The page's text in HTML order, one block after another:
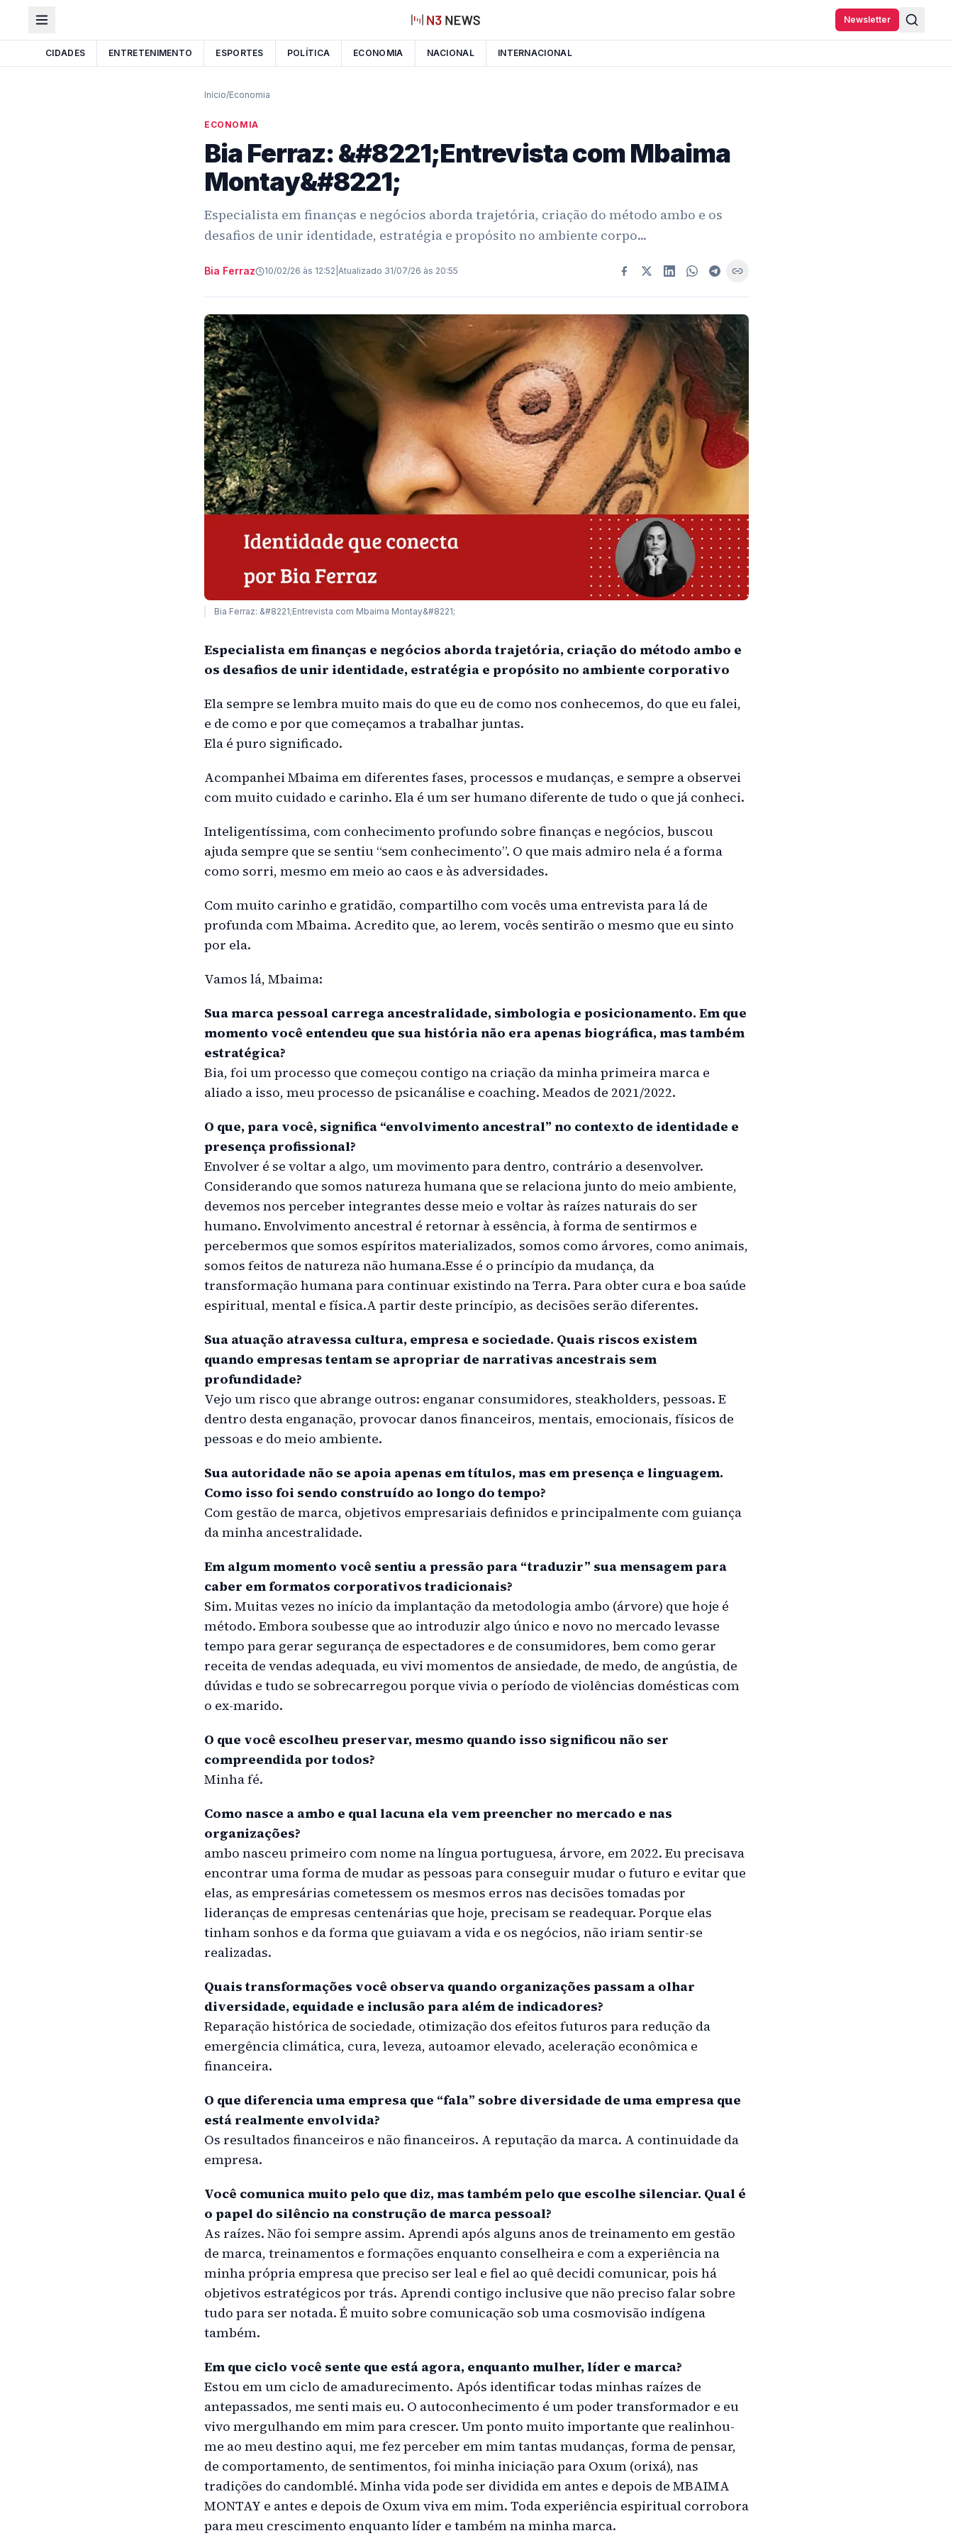
Newsletter
CIDADES ENTRETENIMENTO ESPORTES POLÍTICA ECONOMIA NACIONAL INTERNACIONAL
Início/Economia
ECONOMIA
Bia Ferraz: &#8221;Entrevista com Mbaima
Montay&#8221;
Especialista em finanças e negócios aborda trajetória, criação do método ambo e os
desafios de unir identidade, estratégia e propósito no ambiente corpo...
Bia Ferraz 10/02/26 às 12:52 Atualizado 31/07/26 às 20:55
Bia Ferraz: &#8221;Entrevista com Mbaima Montay&#8221;
Especialista em finanças e negócios aborda trajetória, criação do método ambo e
os desafios de unir identidade, estratégia e propósito no ambiente corporativo
Ela sempre se lembra muito mais do que eu de como nos conhecemos, do que eu falei,
e de como e por que começamos a trabalhar juntas.
Ela é puro significado.
Acompanhei Mbaima em diferentes fases, processos e mudanças, e sempre a observei
com muito cuidado e carinho. Ela é um ser humano diferente de tudo o que já conheci.
Inteligentíssima, com conhecimento profundo sobre finanças e negócios, buscou
ajuda sempre que se sentiu “sem conhecimento”. O que mais admiro nela é a forma
como sorri, mesmo em meio ao caos e às adversidades.
Com muito carinho e gratidão, compartilho com vocês uma entrevista para lá de
profunda com Mbaima. Acredito que, ao lerem, vocês sentirão o mesmo que eu sinto
por ela.
Vamos lá, Mbaima:
Sua marca pessoal carrega ancestralidade, simbologia e posicionamento. Em que
momento você entendeu que sua história não era apenas biográfica, mas também
estratégica?
Bia, foi um processo que começou contigo na criação da minha primeira marca e
aliado a isso, meu processo de psicanálise e coaching. Meados de 2021/2022.
O que, para você, significa “envolvimento ancestral” no contexto de identidade e
presença profissional?
Envolver é se voltar a algo, um movimento para dentro, contrário a desenvolver.
Considerando que somos natureza humana que se relaciona junto do meio ambiente,
devemos nos perceber integrantes desse meio e voltar às raízes naturais do ser
humano. Envolvimento ancestral é retornar à essência, à forma de sentirmos e
percebermos que somos espíritos materializados, somos como árvores, como animais,
somos feitos de natureza não humana.Esse é o princípio da mudança, da
transformação humana para continuar existindo na Terra. Para obter cura e boa saúde
espiritual, mental e física.A partir deste princípio, as decisões serão diferentes.
Sua atuação atravessa cultura, empresa e sociedade. Quais riscos existem
quando empresas tentam se apropriar de narrativas ancestrais sem
profundidade?
Vejo um risco que abrange outros: enganar consumidores, steakholders, pessoas. E
dentro desta enganação, provocar danos financeiros, mentais, emocionais, físicos de
pessoas e do meio ambiente.
Sua autoridade não se apoia apenas em títulos, mas em presença e linguagem.
Como isso foi sendo construído ao longo do tempo?
Com gestão de marca, objetivos empresariais definidos e principalmente com guiança
da minha ancestralidade.
Em algum momento você sentiu a pressão para “traduzir” sua mensagem para
caber em formatos corporativos tradicionais?
Sim. Muitas vezes no início da implantação da metodologia ambo (árvore) que hoje é
método. Embora soubesse que ao introduzir algo único e novo no mercado levasse
tempo para gerar segurança de espectadores e de consumidores, bem como gerar
receita de vendas adequada, eu vivi momentos de ansiedade, de medo, de angústia, de
dúvidas e tudo se sobrecarregou porque vivia o período de violências domésticas com
o ex-marido.
O que você escolheu preservar, mesmo quando isso significou não ser
compreendida por todos?
Minha fé.
Como nasce a ambo e qual lacuna ela vem preencher no mercado e nas
organizações?
ambo nasceu primeiro com nome na língua portuguesa, árvore, em 2022. Eu precisava
encontrar uma forma de mudar as pessoas para conseguir mudar o futuro e evitar que
elas, as empresárias cometessem os mesmos erros nas decisões tomadas por
lideranças de empresas centenárias que hoje, precisam se readequar. Porque elas
tinham sonhos e da forma que guiavam a vida e os negócios, não iriam sentir-se
realizadas.
Quais transformações você observa quando organizações passam a olhar
diversidade, equidade e inclusão para além de indicadores?
Reparação histórica de sociedade, otimização dos efeitos futuros para redução da
emergência climática, cura, leveza, autoamor elevado, aceleração econômica e
financeira.
O que diferencia uma empresa que “fala” sobre diversidade de uma empresa que
está realmente envolvida?
Os resultados financeiros e não financeiros. A reputação da marca. A continuidade da
empresa.
Você comunica muito pelo que diz, mas também pelo que escolhe silenciar. Qual é
o papel do silêncio na construção de marca pessoal?
As raízes. Não foi sempre assim. Aprendi após alguns anos de treinamento em gestão
de marca, treinamentos e formações enquanto conselheira e com a experiência na
minha própria empresa que preciso ser leal e fiel ao quê decidi comunicar, pois há
objetivos estratégicos por trás. Aprendi contigo inclusive que não preciso falar sobre
tudo para ser notada. É muito sobre comunicação sob uma cosmovisão indígena
também.
Em que ciclo você sente que está agora, enquanto mulher, líder e marca?
Estou em um ciclo de amadurecimento. Após identificar todas minhas raízes de
antepassados, me senti mais eu. O autoconhecimento é um poder transformador e eu
vivo mergulhando em mim para crescer. Um ponto muito importante que realinhou-
me ao meu destino aqui, me fez perceber em mim tantas mudanças, forma de pensar,
de comportamento, de sentimentos, foi minha iniciação para Oxum (orixá), nas
tradições do candomblé. Minha vida pode ser dividida em antes e depois de MBAIMA
MONTAY e antes e depois de Oxum viva em mim. Toda experiência espiritual corrobora
para meu crescimento enquanto líder e também na minha marca.